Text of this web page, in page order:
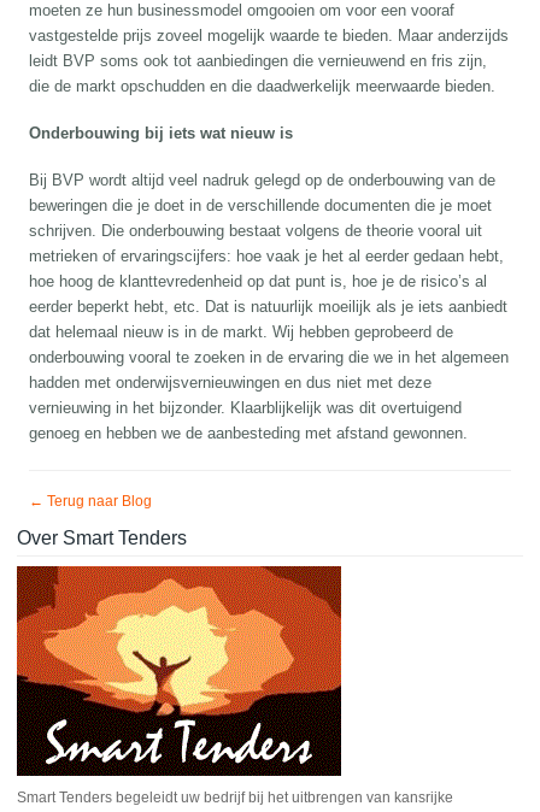
moeten ze hun businessmodel omgooien om voor een vooraf
vastgestelde prijs zoveel mogelijk waarde te bieden. Maar anderzijds
leidt BVP soms ook tot aanbiedingen die vernieuwend en fris zijn,
die de markt opschudden en die daadwerkelijk meerwaarde bieden.
Onderbouwing bij iets wat nieuw is
Bij BVP wordt altijd veel nadruk gelegd op de onderbouwing van de
beweringen die je doet in de verschillende documenten die je moet
schrijven. Die onderbouwing bestaat volgens de theorie vooral uit
metrieken of ervaringscijfers: hoe vaak je het al eerder gedaan hebt,
hoe hoog de klanttevredenheid op dat punt is, hoe je de risico’s al
eerder beperkt hebt, etc. Dat is natuurlijk moeilijk als je iets aanbiedt
dat helemaal nieuw is in de markt. Wij hebben geprobeerd de
onderbouwing vooral te zoeken in de ervaring die we in het algemeen
hadden met onderwijsvernieuwingen en dus niet met deze
vernieuwing in het bijzonder. Klaarblijkelijk was dit overtuigend
genoeg en hebben we de aanbesteding met afstand gewonnen.
← Terug naar Blog
Over Smart Tenders
Smart Tenders begeleidt uw bedrijf bij het uitbrengen van kansrijke